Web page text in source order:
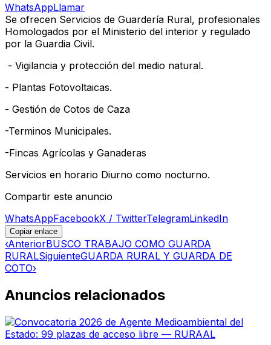
WhatsAppLlamar
Se ofrecen Servicios de Guardería Rural, profesionales
Homologados por el Ministerio del interior y regulado
por la Guardia Civil.
- Vigilancia y protección del medio natural.
- Plantas Fotovoltaicas.
- Gestión de Cotos de Caza
-Terminos Municipales.
-Fincas Agrícolas y Ganaderas
Servicios en horario Diurno como nocturno.
Compartir este anuncio
WhatsAppFacebookX / TwitterTelegramLinkedIn
Copiar enlace
‹AnteriorBUSCO TRABAJO COMO GUARDA
RURALSiguienteGUARDA RURAL Y GUARDA DE
COTO›
Anuncios relacionados